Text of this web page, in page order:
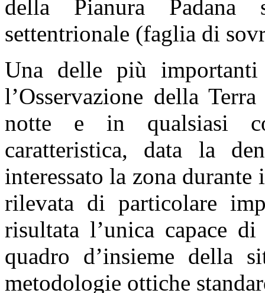
della Pianura
settentrionale (faglia di
Una delle più
l’Osservazione della
notte e in qualsiasi
caratteristica, data la
interessato la zona
rilevata di particolare
risultata l’unica capace
quadro d’insieme della
metodologie ottiche